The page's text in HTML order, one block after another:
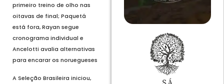
primeiro treino de olho nas
oitavas de final; Paquetá
está fora, Rayan segue
cronograma individual e
Ancelotti avalia alternativas
para encarar os noruegueses
A Seleção Brasileira iniciou,